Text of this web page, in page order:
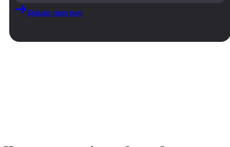
Більше програм